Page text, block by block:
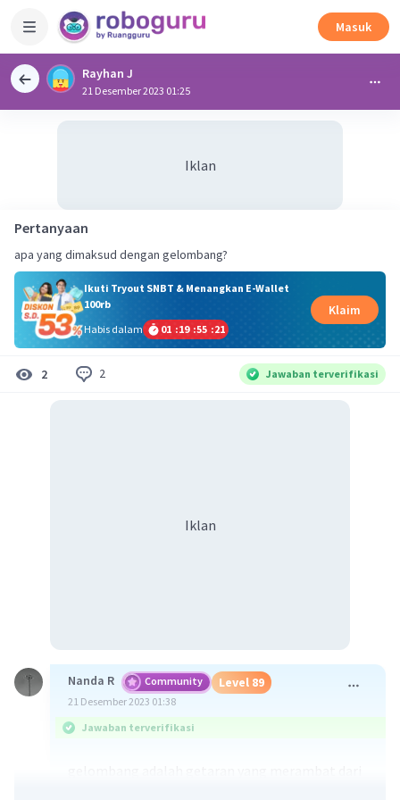
Masuk
Rayhan J
21 Desember 2023 01:25
Iklan
Pertanyaan
apa yang dimaksud dengan gelombang?
Ikuti Tryout SNBT & Menangkan E-Wallet
100rb
Habis dalam
01 :19 :55 :21
Klaim
2 2 Jawaban terverifikasi
Iklan
Nanda R Community Level 89
21 Desember 2023 01:38
Jawaban terverifikasi